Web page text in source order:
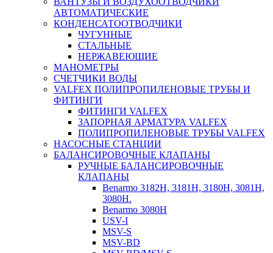
АВТОМАТИЧЕСКИЕ
КОНДЕНСАТООТВОДЧИКИ
ЧУГУННЫЕ
СТАЛЬНЫЕ
НЕРЖАВЕЮЩИЕ
МАНОМЕТРЫ
СЧЕТЧИКИ ВОДЫ
VALFEX ПОЛИПРОПИЛЕНОВЫЕ ТРУБЫ И
ФИТИНГИ
ФИТИНГИ VALFEX
ЗАПОРНАЯ АРМАТУРА VALFEX
ПОЛИПРОПИЛЕНОВЫЕ ТРУБЫ VALFEX
НАСОСНЫЕ СТАНЦИИ
БАЛАНСИРОВОЧНЫЕ КЛАПАНЫ
РУЧНЫЕ БАЛАНСИРОВОЧНЫЕ
КЛАПАНЫ
Benarmo 3182H, 3181Н, 3180Н, 3081Н,
3080Н.
Benarmo 3080H
USV-I
MSV-S
MSV-BD